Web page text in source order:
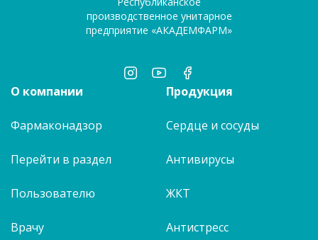
производственное унитарное
предприятие «АКАДЕМФАРМ»
О компании
Фармаконадзор
Перейти в раздел
Пользователю
Врачу
Продукция
Сердце и сосуды
Антивирусы
ЖКТ
Антистресс